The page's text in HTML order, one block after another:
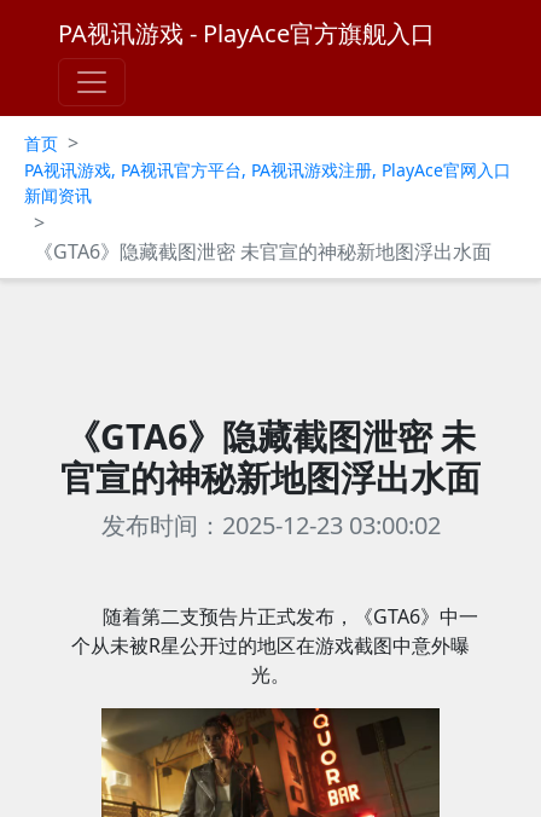
PA视讯游戏 - PlayAce官方旗舰入口
首页 >
PA视讯游戏, PA视讯官方平台, PA视讯游戏注册, PlayAce官网入口
新闻资讯
>
《GTA6》隐藏截图泄密 未官宣的神秘新地图浮出水面
《GTA6》隐藏截图泄密 未
官宣的神秘新地图浮出水面
发布时间：2025-12-23 03:00:02
随着第二支预告片正式发布，《GTA6》中一
个从未被R星公开过的地区在游戏截图中意外曝
光。